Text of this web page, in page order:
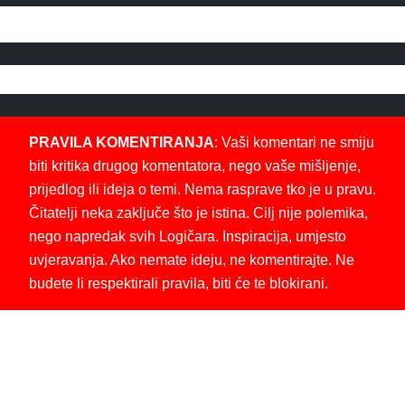
PRAVILA KOMENTIRANJA: Vaši komentari ne smiju
biti kritika drugog komentatora, nego vaše mišljenje,
prijedlog ili ideja o temi. Nema rasprave tko je u pravu.
Čitatelji neka zaključe što je istina. Cilj nije polemika,
nego napredak svih Logičara. Inspiracija, umjesto
uvjeravanja. Ako nemate ideju, ne komentirajte. Ne
budete li respektirali pravila, biti će te blokirani.